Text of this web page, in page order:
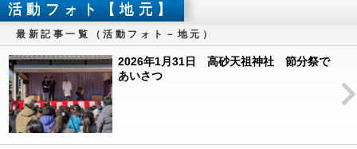
活動フォト【地元】
最新記事一覧（活動フォト－地元）
2026年1月31日 高砂天祖神社 節分祭で
あいさつ